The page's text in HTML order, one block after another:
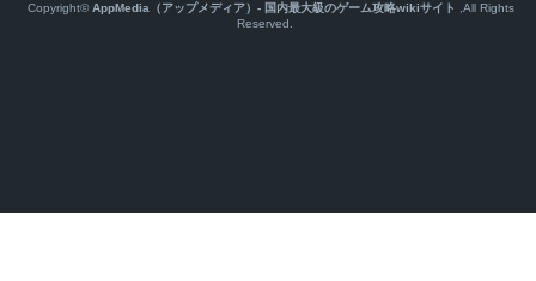
Copyright©AppMedia（アップメディア）- 国内最大級のゲーム攻略wikiサイト ,All Rights
Reserved.